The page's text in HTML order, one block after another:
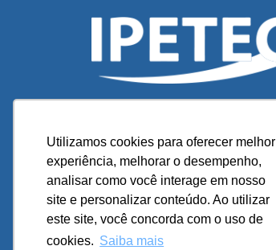
Utilizamos cookies para oferecer melhor
experiência, melhorar o desempenho,
analisar como você interage em nosso
site e personalizar conteúdo. Ao utilizar
este site, você concorda com o uso de
cookies. Saiba mais
(21) 3525-2566
(22) 98878-0128
Segunda a sexta-feira: 8h às 21h
Sábado: 7h30 às 16h